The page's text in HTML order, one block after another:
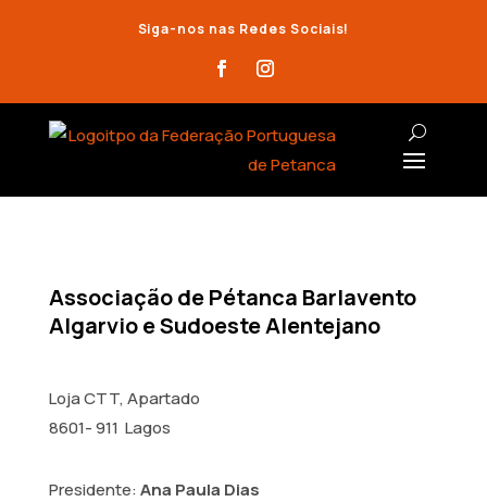
Siga-nos nas Redes Sociais!
Associação de Pétanca Barlavento
Algarvio e Sudoeste Alentejano
Loja CTT, Apartado
8601- 911 Lagos
Presidente: Ana Paula Dias